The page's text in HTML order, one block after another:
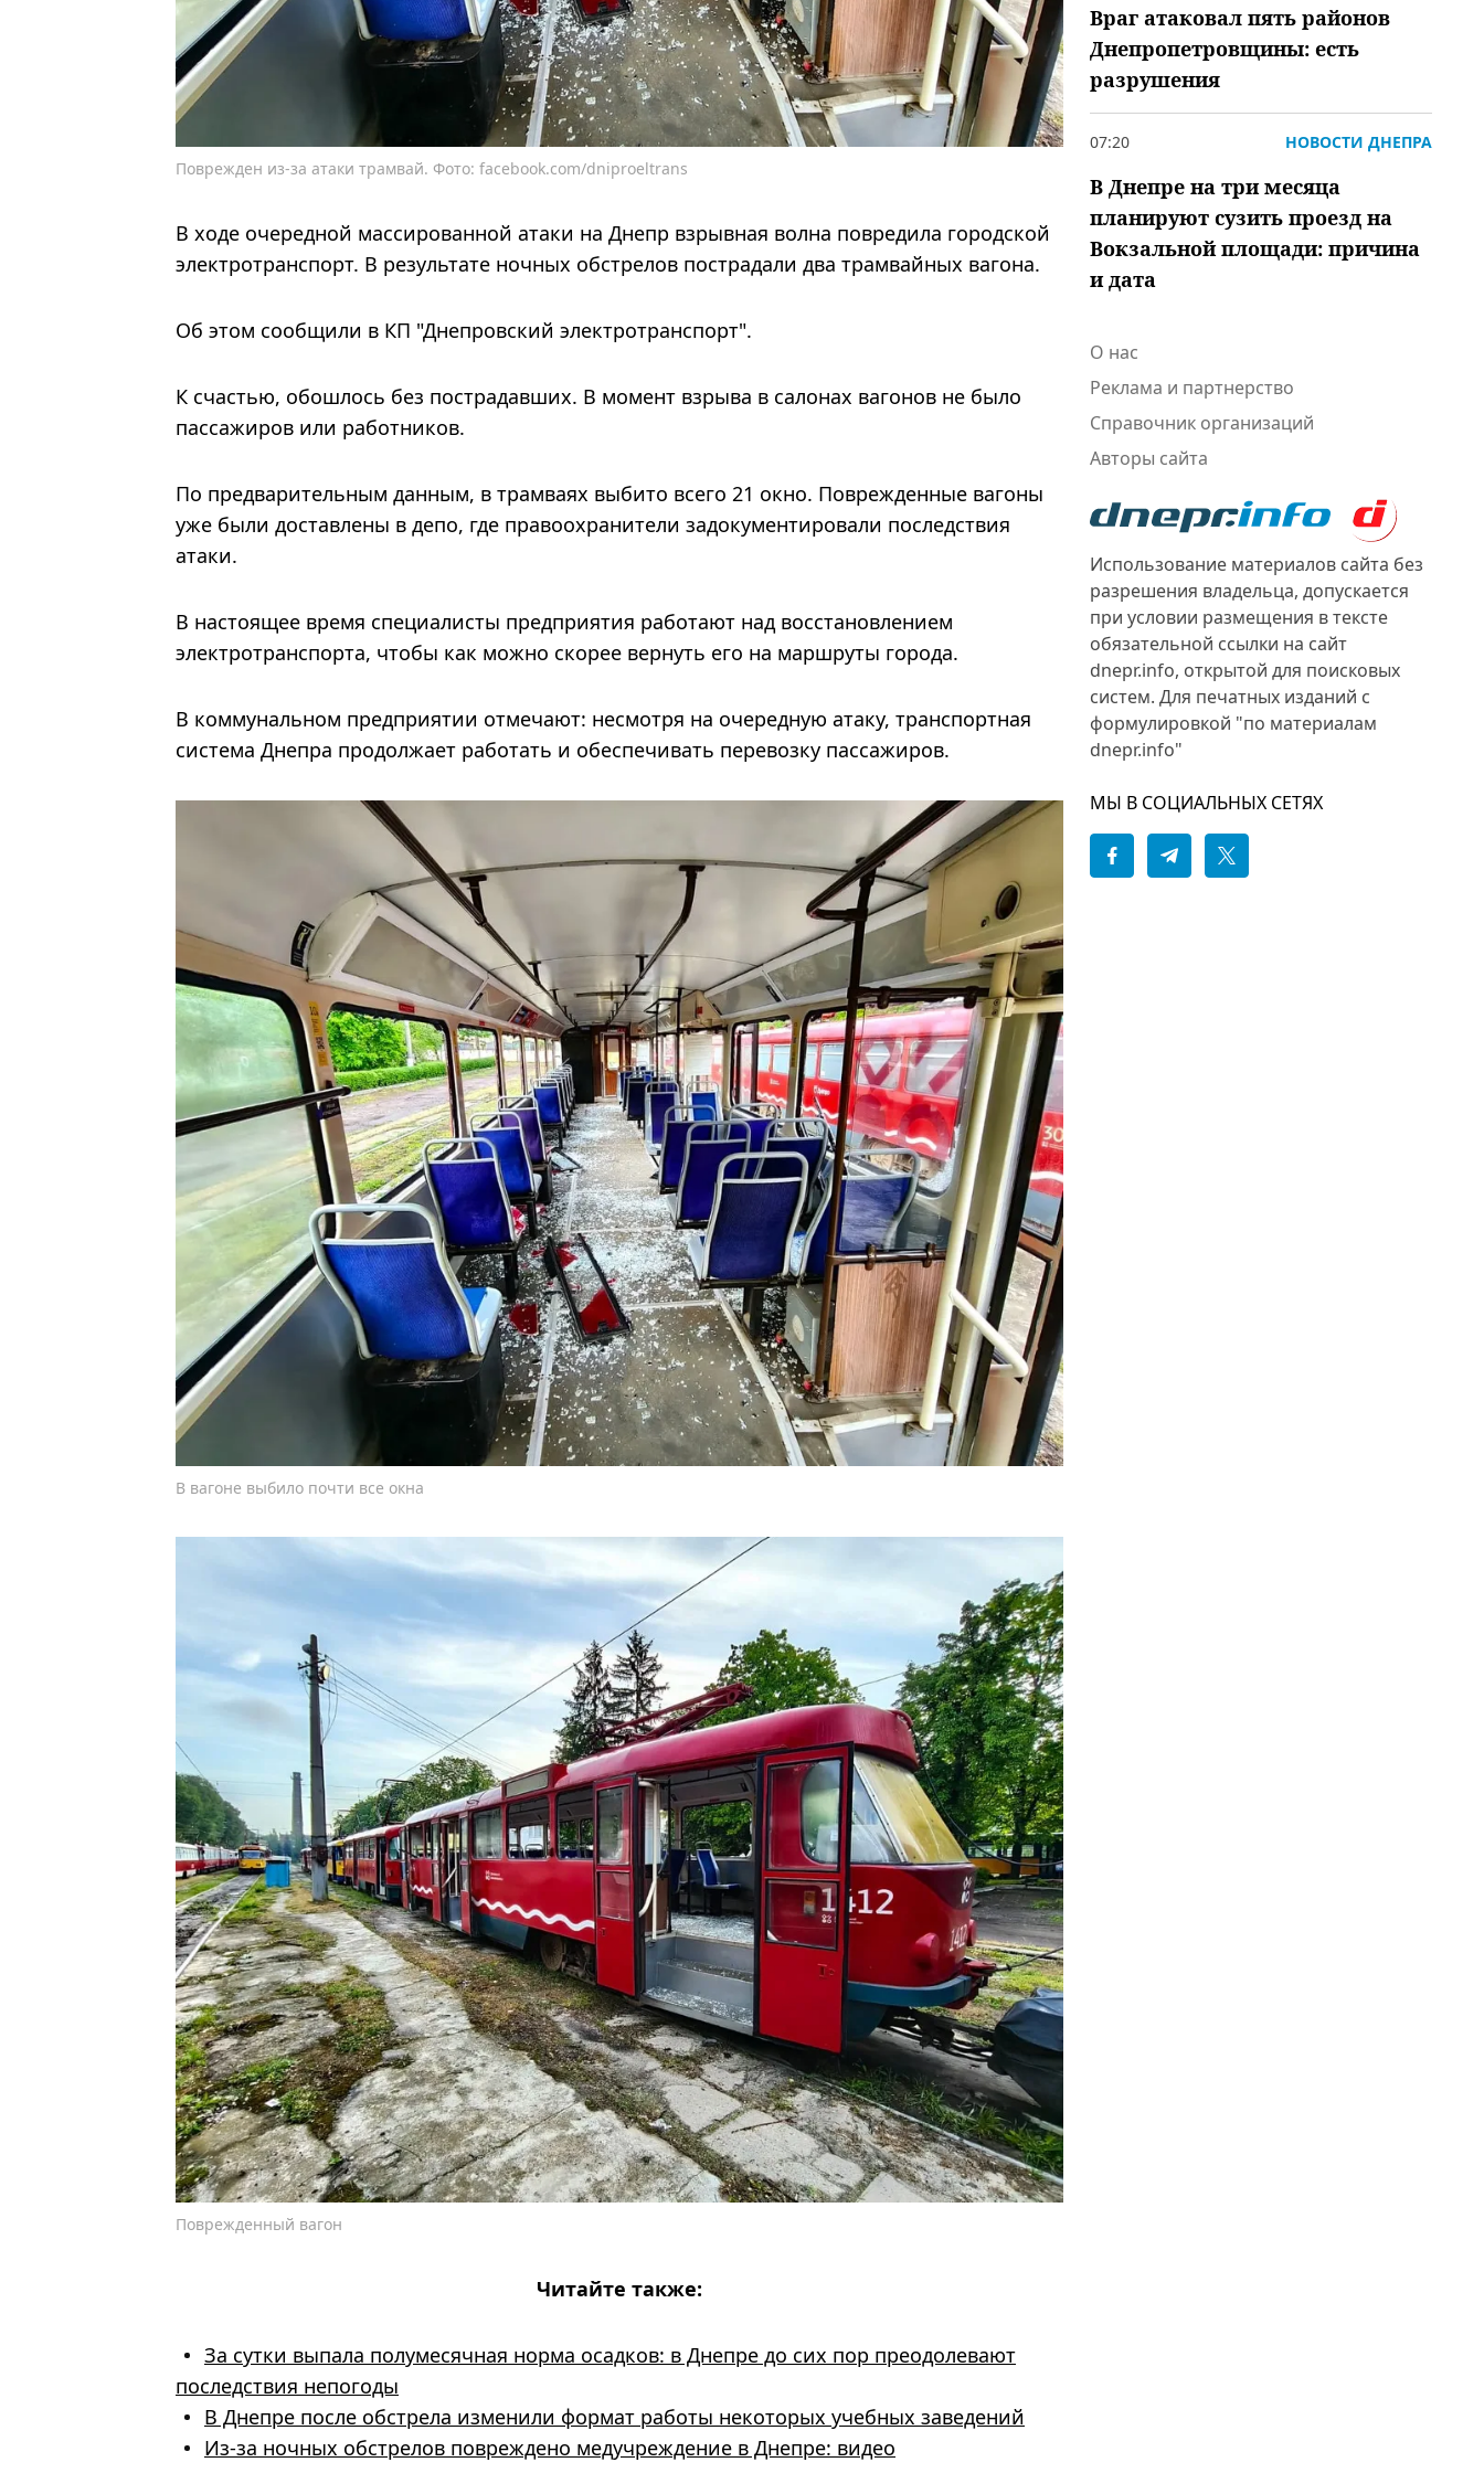
Поврежден из-за атаки трамвай. Фото: facebook.com/dniproeltrans
В ходе очередной массированной атаки на Днепр взрывная волна повредила городской
электротранспорт. В результате ночных обстрелов пострадали два трамвайных вагона.
Об этом сообщили в КП "Днепровский электротранспорт".
К счастью, обошлось без пострадавших. В момент взрыва в салонах вагонов не было
пассажиров или работников.
По предварительным данным, в трамваях выбито всего 21 окно. Поврежденные вагоны
уже были доставлены в депо, где правоохранители задокументировали последствия
атаки.
В настоящее время специалисты предприятия работают над восстановлением
электротранспорта, чтобы как можно скорее вернуть его на маршруты города.
В коммунальном предприятии отмечают: несмотря на очередную атаку, транспортная
система Днепра продолжает работать и обеспечивать перевозку пассажиров.
В вагоне выбило почти все окна
Поврежденный вагон
Читайте также:
За сутки выпала полумесячная норма осадков: в Днепре до сих пор преодолевают
последствия непогоды
В Днепре после обстрела изменили формат работы некоторых учебных заведений
Из-за ночных обстрелов повреждено медучреждение в Днепре: видео
Враг атаковал пять районов
Днепропетровщины: есть
разрушения
07:20 НОВОСТИ ДНЕПРА
В Днепре на три месяца
планируют сузить проезд на
Вокзальной площади: причина
и дата
О нас
Реклама и партнерство
Справочник организаций
Авторы сайта
Использование материалов сайта без
разрешения владельца, допускается
при условии размещения в тексте
обязательной ссылки на сайт
dnepr.info, открытой для поисковых
систем. Для печатных изданий с
формулировкой "по материалам
dnepr.info"
МЫ В СОЦИАЛЬНЫХ СЕТЯХ